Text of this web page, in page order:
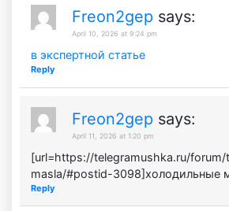
Freon2gep says:
April 10, 2026 at 9:24 pm
в экспертной статье
Reply
Freon2gep says:
April 11, 2026 at 1:20 pm
[url=https://telegramushka.ru/
masla/#postid-3098]холодильные
Reply